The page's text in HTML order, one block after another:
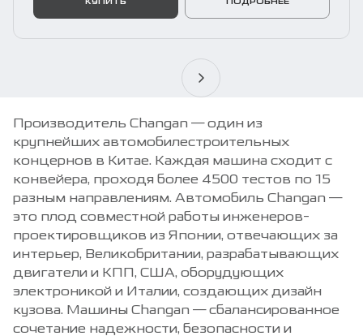
Производитель Changan — один из
крупнейших автомобилестроительных
концернов в Китае. Каждая машина сходит с
конвейера, проходя более 4500 тестов по 15
разным направлениям. Автомобиль Changan —
это плод совместной работы инженеров-
проектировщиков из Японии, отвечающих за
интерьер, Великобритании, разрабатывающих
двигатели и КПП, США, оборудующих
электроникой и Италии, создающих дизайн
кузова. Машины Changan — сбалансированное
сочетание надежности, безопасности и